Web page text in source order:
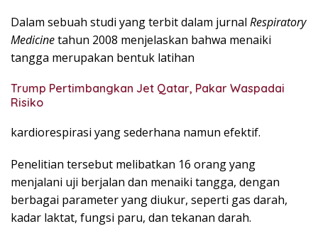
Dalam sebuah studi yang terbit dalam jurnal Respiratory
Medicinetahun 2008 menjelaskan bahwa menaiki
tangga merupakan bentuk latihan
Trump Pertimbangkan Jet Qatar, Pakar Waspadai
Risiko
kardiorespirasi yang sederhana namun efektif.
Penelitian tersebut melibatkan 16 orang yang
menjalani uji berjalan dan menaiki tangga, dengan
berbagai parameter yang diukur, seperti gas darah,
kadar laktat, fungsi paru, dan tekanan darah.